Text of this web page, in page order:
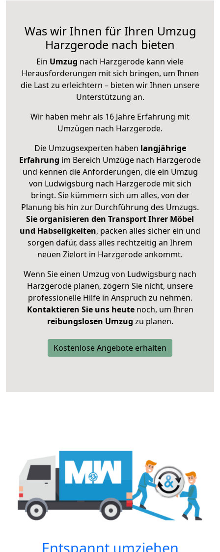
Was wir Ihnen für Ihren Umzug
Harzgerode nach bieten
Ein Umzug nach Harzgerode kann viele
Herausforderungen mit sich bringen, um Ihnen
die Last zu erleichtern – bieten wir Ihnen unsere
Unterstützung an.
Wir haben mehr als 16 Jahre Erfahrung mit
Umzügen nach Harzgerode.
Die Umzugsexperten haben langjährige
Erfahrung im Bereich Umzüge nach Harzgerode
und kennen die Anforderungen, die ein Umzug
von Ludwigsburg nach Harzgerode mit sich
bringt. Sie kümmern sich um alles, von der
Planung bis hin zur Durchführung des Umzugs.
Sie organisieren den Transport Ihrer Möbel
und Habseligkeiten, packen alles sicher ein und
sorgen dafür, dass alles rechtzeitig an Ihrem
neuen Zielort in Harzgerode ankommt.
Wenn Sie einen Umzug von Ludwigsburg nach
Harzgerode planen, zögern Sie nicht, unsere
professionelle Hilfe in Anspruch zu nehmen.
Kontaktieren Sie uns heutenoch, um Ihren
reibungslosen Umzug zu planen.
Kostenlose Angebote erhalten
Entspannt umziehen